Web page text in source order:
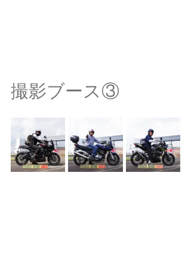
撮影ブース③